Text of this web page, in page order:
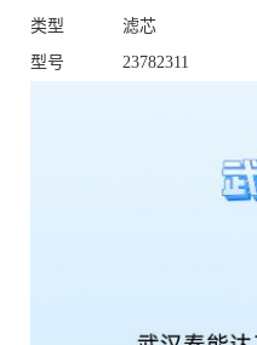
类型
滤芯
型号
23782311